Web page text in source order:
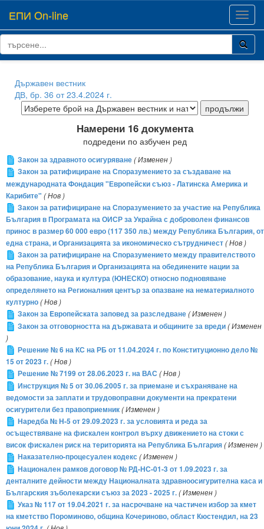
ЕПИ On-line
Държавен вестник
ДВ, бр. 36 от 23.4.2024 г.
Намерени 16 документа
подредени по азбучен ред
Закон за здравното осигуряване( Изменен )
Закон за ратифициране на Споразумението за създаване на
международната Фондация "Европейски съюз - Латинска Америка и
Карибите" ( Нов )
Закон за ратифициране на Споразумението за участие на Република
България в Програмата на ОИСР за Украйна с доброволен финансов
принос в размер 60 000 евро (117 350 лв.) между Република България, от
една страна, и Организацията за икономическо сътрудничест( Нов )
Закон за ратифициране на Споразумението между правителството
на Република България и Организацията на обединените нации за
образование, наука и култура (ЮНЕСКО) относно подновяване
определянето на Регионалния център за опазване на нематериалното
културно( Нов )
Закон за Eвропейската заповед за разследване( Изменен )
Закон за отговорността на държавата и общините за вреди( Изменен
)
Решение № 6 на КС на РБ от 11.04.2024 г. по Конституционно дело №
15 от 2023 г.( Нов )
Решение № 7199 от 28.06.2023 г. на ВАС ( Нов )
Инструкция № 5 от 30.06.2005 г. за приемане и съхраняване на
ведомости за заплати и трудовоправни документи на прекратени
осигурители без правоприемник( Изменен )
Наредба № Н-5 от 29.09.2023 г. за условията и реда за
осъществяване на фискален контрол върху движението на стоки с
висок фискален риск на територията на Република България( Изменен )
Наказателно-процесуален кодекс( Изменен )
Национален рамков договор № РД-НС-01-3 от 1.09.2023 г. за
денталните дейности между Националната здравноосигурителна каса и
Българския зъболекарски съюз за 2023 - 2025 г.( Изменен )
Указ № 117 от 19.04.2021 г. за насрочване на частичен избор за кмет
на кметство Пороминово, община Кочериново, област Кюстендил, на 23